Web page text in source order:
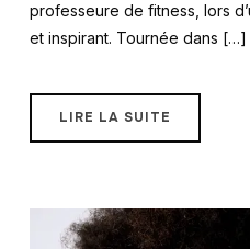
professeure de fitness, lors
et inspirant. Tournée dans […]
LIRE LA SUITE